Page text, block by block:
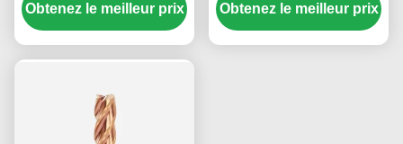
AITiN revêtu
Obtenez le meilleur prix
court flûtes carré
finition
Obtenez le meilleur prix